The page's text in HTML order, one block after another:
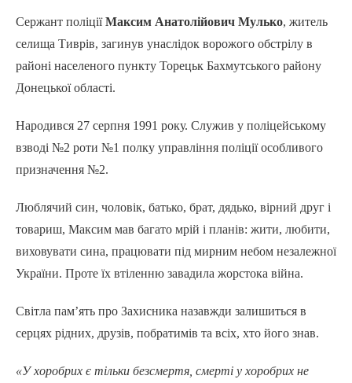
Сержант поліціїМаксим Анатолійович Мулько, житель
селища Тиврів, загинув унаслідок ворожого обстрілу в
районі населеного пункту Торецьк Бахмутського району
Донецької області.
Народився 27 серпня 1991 року. Служив у поліцейському
взводі №2 роти №1 полку управління поліції особливого
призначення №2.
Люблячий син, чоловік, батько, брат, дядько, вірний друг і
товариш, Максим мав багато мрій і планів: жити, любити,
виховувати сина, працювати під мирним небом незалежної
України. Проте їх втіленню завадила жорстока війна.
Світла пам’ять про Захисника назавжди залишиться в
серцях рідних, друзів, побратимів та всіх, хто його знав.
«У хоробрих є тільки безсмертя, смерті у хоробрих не